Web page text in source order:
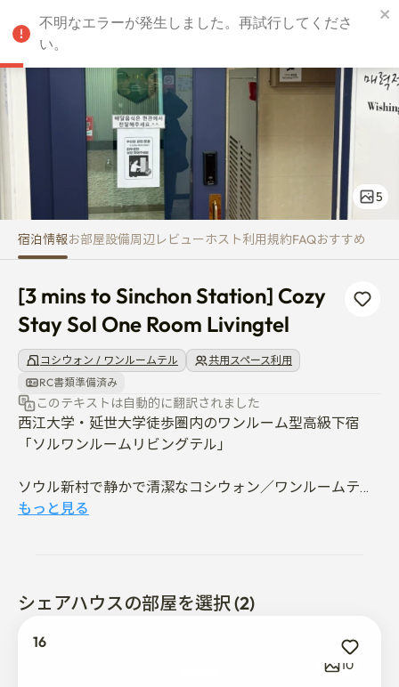
[3 mins to Sinchon Station]
JPY
5
宿泊情報お部屋設備周辺 レビューホスト利用規約FAQおすすめ
[3 mins to Sinchon Station] Cozy
Stay Sol One Room Livingtel
コシウォン / ワンルームテル
共用スペース利用
RC書類準備済み
このテキストは自動的に翻訳されました
西江大学・延世大学徒歩圏内のワンルーム型高級下宿
「ソルワンルームリビングテル」
ソウル新村で静かで清潔なコシウォン／ワンルームテル
をお探しですか？
📍 ソルワンルームリビングテル 新村店でございます。
もっと見る
シェアハウスの部屋を選択 (2)
16
10
不明なエラーが発生しました。再試行してくださ